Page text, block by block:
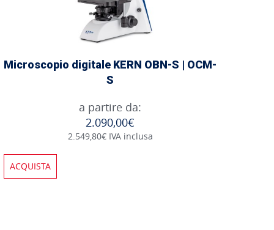
Microscopio digitale KERN OBN-S | OCM-
S
a partire da:
2.090,00€
2.549,80€ IVA inclusa
ACQUISTA